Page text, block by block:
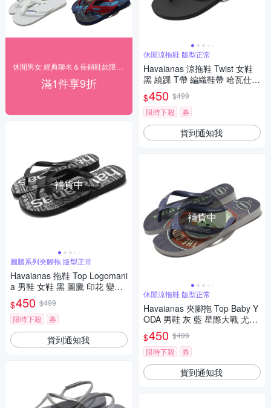
滿1件享9折
補貨中
圖騰系列夾腳拖 版型正常
Havaianas 拖鞋 Top Logomani
a 男鞋 女鞋 黑 圖騰 印花 變形
蟲 夾腳拖 人字拖 哈瓦仕 4148
4490090U
$450 $499
限時下殺
券
貨到通知我
休閒涼拖鞋 版型正常
Havaianas 涼拖鞋 Twist 女鞋
黑 繞踝 T帶 編織鞋帶 哈瓦仕
夾腳拖 人字拖 41447560090W
$450 $499
限時下殺
券
貨到通知我
補貨中
休閒涼拖鞋 版型正常
Havaianas 夾腳拖 Top Baby Y
ODA 男鞋 灰 藍 星際大戰 尤達
寶寶 人字拖 哈瓦仕 41460923
498U
$450 $499
限時下殺
券
貨到通知我